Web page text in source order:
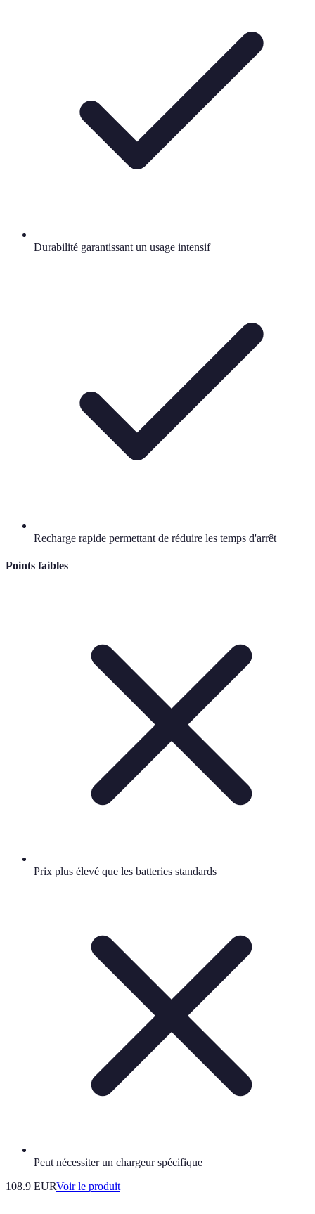
Durabilité garantissant un usage intensif
Recharge rapide permettant de réduire les temps d'arrêt
Points faibles
Prix plus élevé que les batteries standards
Peut nécessiter un chargeur spécifique
108.9 EURVoir le produit